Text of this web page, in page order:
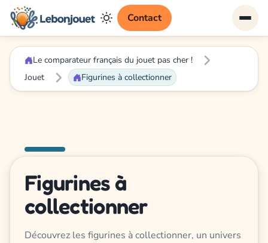
Contact
Le comparateur français du jouet pas cher !
Jouet
Figurines à collectionner
Figurines à
collectionner
Découvrez les figurines à collectionner, un univers